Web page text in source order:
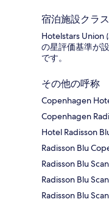
宿泊施設クラス
Hotelstars Union
の星評価基準が
です。
その他の呼称
Copenhagen
Copenhagen
Hotel Radisson
Radisson Blu
Radisson Blu
Radisson Blu
Radisson Blu